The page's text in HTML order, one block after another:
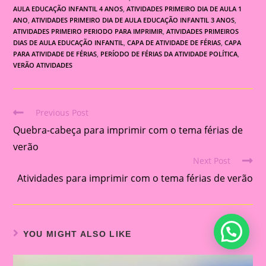
AULA EDUCAÇÃO INFANTIL 4 ANOS, ATIVIDADES PRIMEIRO DIA DE AULA 1
ANO, ATIVIDADES PRIMEIRO DIA DE AULA EDUCAÇÃO INFANTIL 3 ANOS,
ATIVIDADES PRIMEIRO PERIODO PARA IMPRIMIR, ATIVIDADES PRIMEIROS
DIAS DE AULA EDUCAÇÃO INFANTIL, CAPA DE ATIVIDADE DE FÉRIAS, CAPA
PARA ATIVIDADE DE FÉRIAS, PERÍODO DE FÉRIAS DA ATIVIDADE POLÍTICA,
VERÃO ATIVIDADES
Read
more
articles
Previous Post
Quebra-cabeça para imprimir com o tema férias de
verão
Next Post
Atividades para imprimir com o tema férias de verão
YOU MIGHT ALSO LIKE